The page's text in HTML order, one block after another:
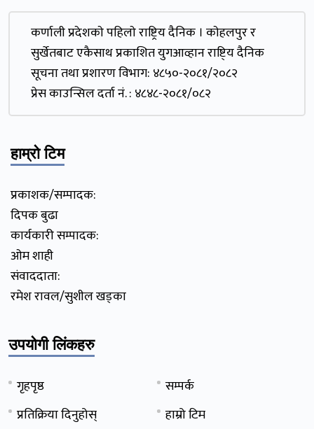
कर्णाली प्रदेशकाे पहिलाे राष्ट्रिय दैनिक । काेहलपुर र
सुर्खेतबाट एकैसाथ प्रकाशित युगआव्हान राष्टि्य दैनिक
सूचना तथा प्रशारण विभाग: ४८५०-२०८१/२०८२
प्रेस काउन्सिल दर्ता नं. : ४८४८-२०८१/०८२
हाम्रो टिम
प्रकाशक/सम्पादक:
दिपक बुढा
कार्यकारी सम्पादक:
ओम शाही
संवाददाता:
रमेश रावल/सुशील खड्का
उपयोगी लिंकहरु
गृहपृष्ठ
सम्पर्क
प्रतिक्रिया दिनुहोस्
हाम्रो टिम